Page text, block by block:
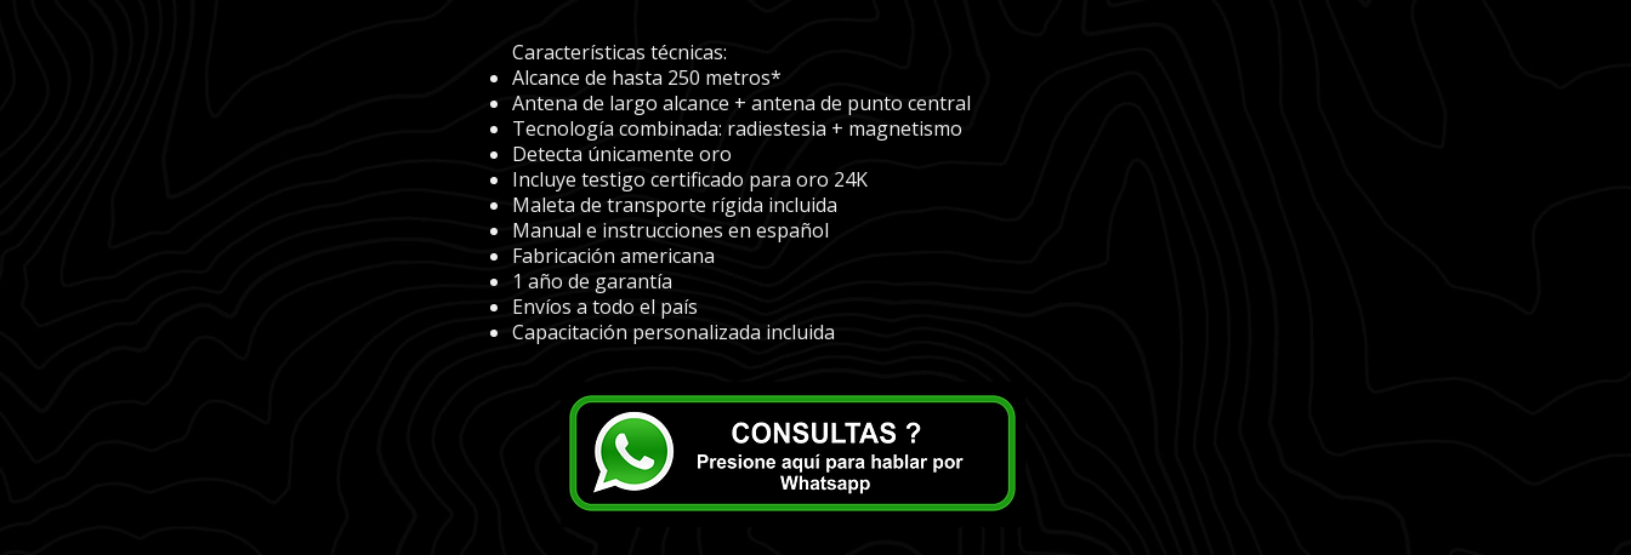
Características técnicas:
Alcance de hasta 250 metros*
Antena de largo alcance + antena de punto central
Tecnología combinada: radiestesia + magnetismo
Detecta únicamente oro
Incluye testigo certificado para oro 24K
Maleta de transporte rígida incluida
Manual e instrucciones en español
Fabricación americana
1 año de garantía
Envíos a todo el país
Capacitación personalizada incluida